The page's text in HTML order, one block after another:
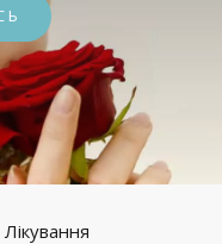
Лікування